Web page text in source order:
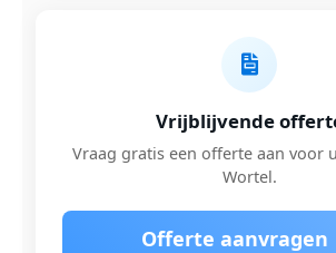
Vrijblijvende
Vraag gratis een offerte aan voor
Wortel.
Offerte aanvragen